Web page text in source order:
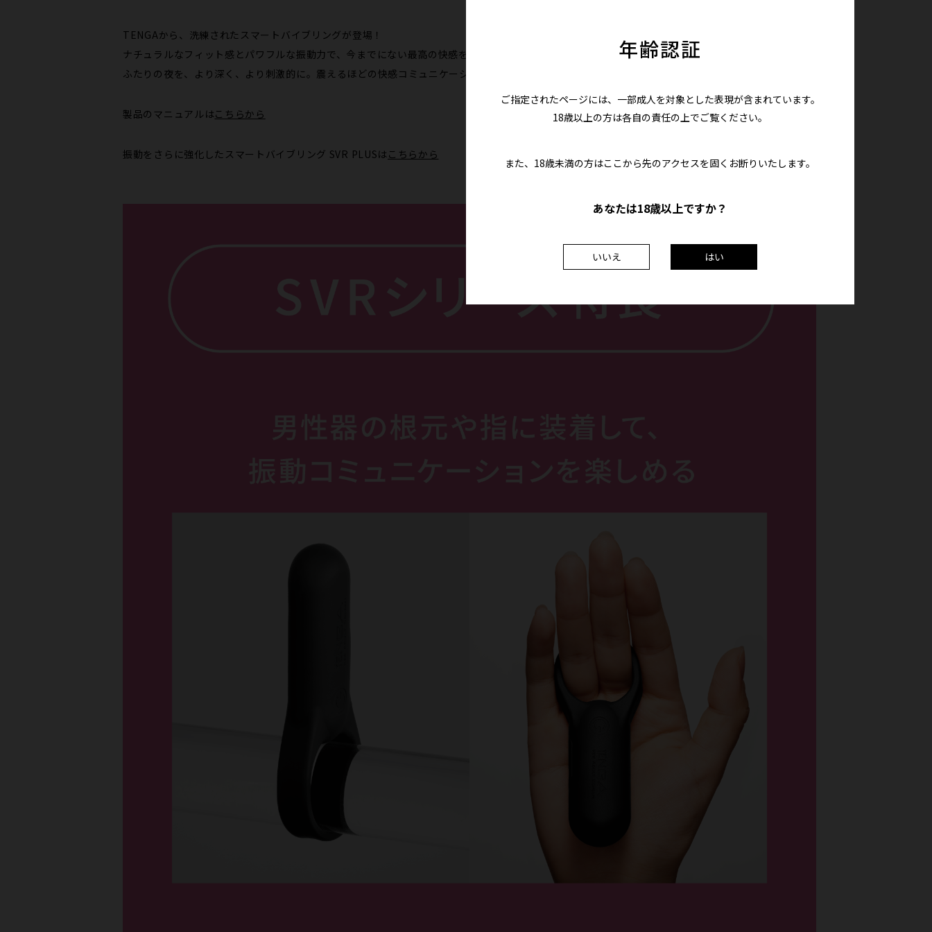
TENGAから、洗練されたスマートバイブリングが登場！
ナチュラルなフィット感とパワフルな振動力で、今までにない最高の快感をお楽しみいただけます。
ふたりの夜を、より深く、より刺激的に。震えるほどの快感コミュニケーションを体感してください。
製品のマニュアルはこちらから
振動をさらに強化したスマートバイブリング SVR PLUSは こちらから
年齢認証
ご指定されたページには、 一部成人を対象とした表現が含まれています。
18歳以上の方は各自の責任の上でご覧ください。
また、18歳未満の方はここから先のアクセスを固くお断りいたします。
あなたは18歳以上ですか？
いいえ はい